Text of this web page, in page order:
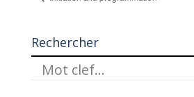
Rechercher